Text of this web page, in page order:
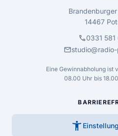
14467
call0331
mail
Eine Gewinnabholung ist
08.00 Uhr bis
accessibility_new